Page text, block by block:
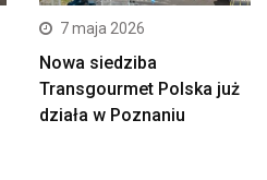
7 maja 2026
Nowa siedziba
Transgourmet Polska już
działa w Poznaniu